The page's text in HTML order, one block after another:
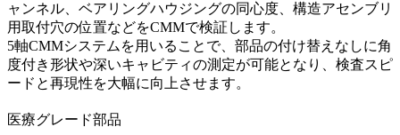
ャンネル、ベアリングハウジングの同心度、構造アセンブリ
用取付穴の位置などをCMMで検証します。
5軸CMMシステムを用いることで、部品の付け替えなしに角
度付き形状や深いキャビティの測定が可能となり、検査スピ
ードと再現性を大幅に向上させます。
医療グレード部品